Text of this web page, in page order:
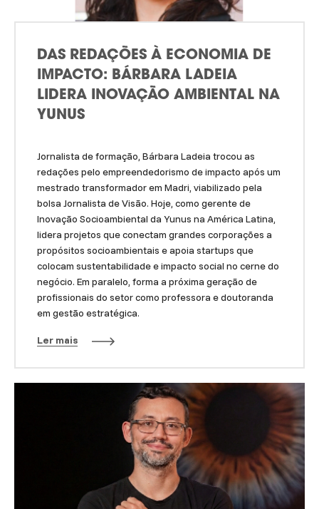
DAS REDAÇÕES À ECONOMIA DE
IMPACTO: BÁRBARA LADEIA
LIDERA INOVAÇÃO AMBIENTAL NA
YUNUS
Jornalista de formação, Bárbara Ladeia trocou as
redações pelo empreendedorismo de impacto após um
mestrado transformador em Madri, viabilizado pela
bolsa Jornalista de Visão. Hoje, como gerente de
Inovação Socioambiental da Yunus na América Latina,
lidera projetos que conectam grandes corporações a
propósitos socioambientais e apoia startups que
colocam sustentabilidade e impacto social no cerne do
negócio. Em paralelo, forma a próxima geração de
profissionais do setor como professora e doutoranda
em gestão estratégica.
Ler mais